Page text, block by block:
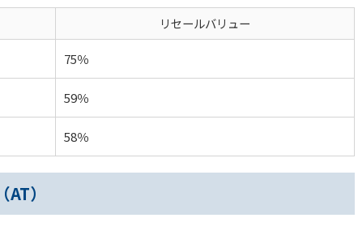
リセールバリュー
75％
59％
58％
）